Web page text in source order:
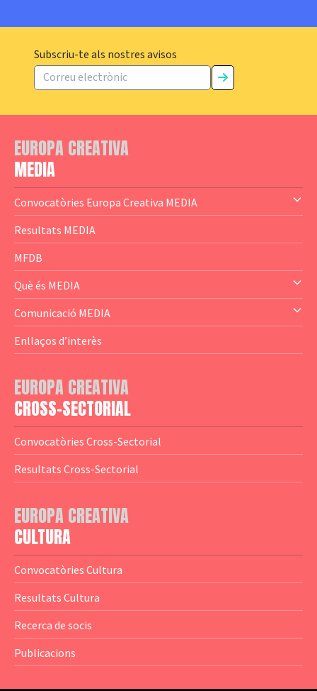
Subscriu-te als nostres avisos
EUROPA CREATIVA
MEDIA
Convocatòries Europa Creativa MEDIA
— Content Cluster
— Business Cluster
— Audience Cluster
— Altres
Resultats MEDIA
MFDB
Què és MEDIA
— El subprograma MEDIA
— Agència Executiva
— Logotips
Comunicació MEDIA
— Estrenes a Catalunya
— Notícies
— Guies MEDIA
— Altres Guies
— Presentacions
— Estudis
— Anuaris
— Catàlegs
— Estadístiques
Enllaços d’interès
EUROPA CREATIVA
CROSS-SECTORIAL
Convocatòries Cross-Sectorial
Resultats Cross-Sectorial
EUROPA CREATIVA
CULTURA
Convocatòries Cultura
Resultats Cultura
Recerca de socis
Publicacions